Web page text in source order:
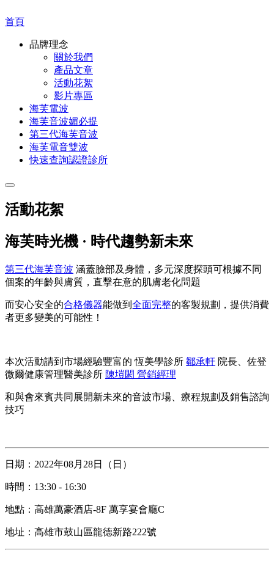
首頁
品牌理念
關於我們
產品文章
活動花絮
影片專區
海芙電波
海芙音波媚必提
第三代海芙音波
海芙電音雙波
快速查詢認證診所
活動花絮
海芙時光機 · 時代趨勢新未來
第三代海芙音波 涵蓋臉部及身體，多元深度探頭可根據不同
個案的年齡與膚質，直擊在意的肌膚老化問題
而安心安全的合格儀器能做到 全面完整的客製規劃，提供消費
者更多變美的可能性！
本次活動請到市場經驗豐富的 恆美學診所 鄒承軒 院長、佐登
微爾健康管理醫美診所 陳塏閎 營銷經理
和與會來賓共同展開新未來的音波市場、療程規劃及銷售諮詢
技巧
日期：2022年08月28日（日）
時間：13:30 - 16:30
地點：高雄萬豪酒店-8F 萬享宴會廳C
地址：高雄市鼓山區龍德新路222號